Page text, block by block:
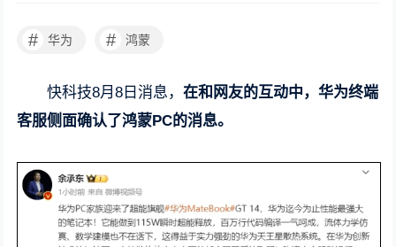
# 华为 # 鸿蒙
快科技8月8日消息，在和网友的互动中，华为终端
客服侧面确认了鸿蒙PC的消息。